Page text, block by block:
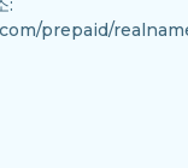
:
prepaid/